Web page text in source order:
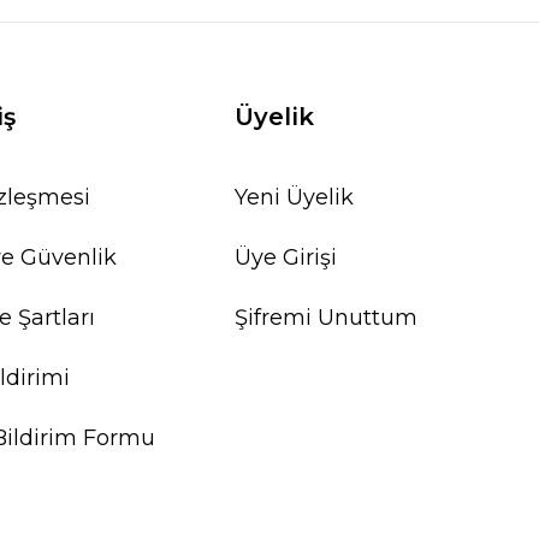
Güvenlik
Şartları
Formu
Üyelik
Yeni Üyelik
Üye Girişi
Şifremi Unuttum